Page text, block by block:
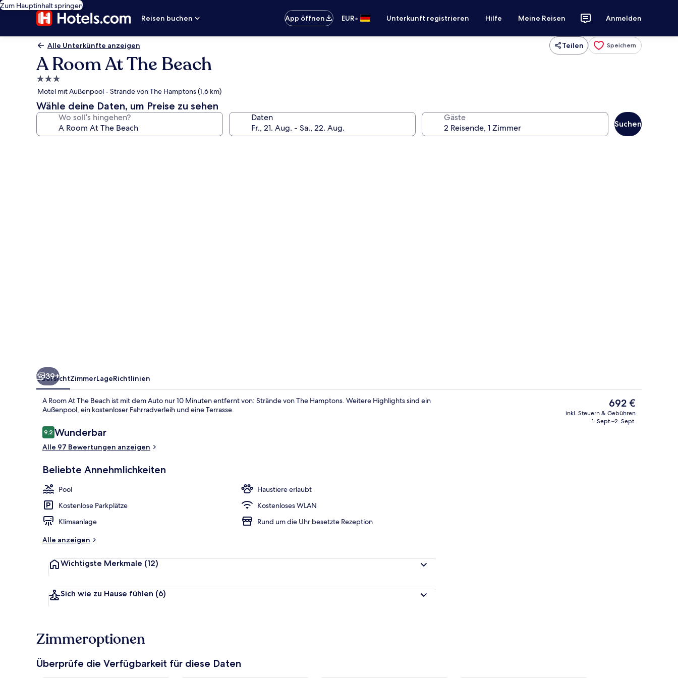
Zum Hauptinhalt springen
Reisen buchen
App öffnen EUR• Unterkunft registrieren Hilfe Meine Reisen Anmelden
Alle Unterkünfte anzeigen Teilen Speichern
A Room At The Beach
3.0-
Sterne-
Unterkunft
Motel mit Außenpool - Strände von The Hamptons (1,6 km)
Wähle deine Daten, um Preise zu sehen
Wo soll’s hingehen? Daten Gäste
Suchen
Suite | Badezimmer | Dusche, Regendusche, kostenlose Toilettenartikel, Haartrockner
Zimmer | Minibar, Zimmersafe,
39+
ÜbersichtZimmerLageRichtlinien
A Room At The Beach ist mit dem Auto nur 10 Minuten entfernt von: Strände von The Hamptons. Weitere Highlights sind ein
Außenpool, ein kostenloser Fahrradverleih und eine Terrasse.
Bewertungen
9,29,2 von 10.
Wunderbar
Alle 97 Bewertungen anzeigen
Beliebte Annehmlichkeiten
Pool
Haustiere erlaubt
Kostenlose Parkplätze
Kostenloses WLAN
Klimaanlage
Rund um die Uhr besetzte Rezeption
Alle anzeigen
Wichtigste Merkmale (12)
Sich wie zu Hause fühlen (6)
Der
aktuelle
Preis
692 €
inkl. Steuern & Gebühren
1. Sept.–2. Sept.
Zimmeroptionen
Überprüfe die Verfügbarkeit für diese Daten